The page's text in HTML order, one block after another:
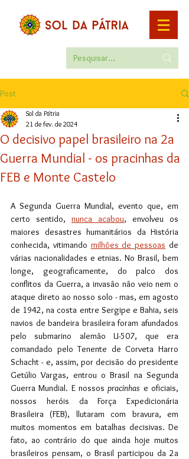
Post
O decisivo papel brasileiro na 2a
Guerra Mundial - os pracinhas da
FEB e Monte Castelo
Sol da Pátria
21 de fev. de 2024
A Segunda Guerra Mundial, evento que, em
certo sentido, nunca acabou, envolveu os
maiores desastres humanitários da História
conhecida, vitimando milhões de pessoas de
várias nacionalidades e etnias. No Brasil, bem
longe, geograficamente, do palco dos
conflitos da Guerra, a invasão não veio nem o
ataque direto ao nosso solo - mas, em agosto
de 1942, na costa entre Sergipe e Bahia, seis
navios de bandeira brasileira foram afundados
pelo submarino alemão U-507, que era
comandado pelo Tenente de Corveta Harro
Schacht - e, assim, por decisão do presidente
Getúlio Vargas, entrou o Brasil na Segunda
Guerra Mundial. E nossos pracinhas e oficiais,
nossos heróis da Força Expedicionária
Brasileira (FEB), llutaram com bravura, em
muitos momentos em batalhas decisivas. De
fato, ao contrário do que ainda hoje muitos
brasileiros pensam, o Brasil participou da 2a